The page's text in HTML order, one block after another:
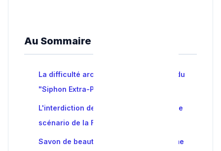
Au Sommaire de l'article
La difficulté architecturale : Le danger du
"Siphon Extra-Plat"
L'interdiction des Granulés de Soude : Le
scénario de la Fuite Souterraine
Savon de beauté et Cheveux, l'amalgame